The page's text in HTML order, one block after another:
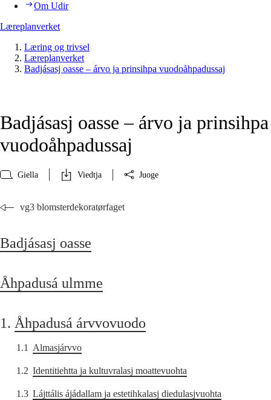
Om Udir
Læreplanverket
Læring og trivsel
Læreplanverket
Badjásasj oasse – árvo ja prinsihpa vuodoåhpadussaj
Badjásasj oasse – árvo ja prinsihpa
vuodoåhpadussaj
Giella Viedtja Juoge
vg3 blomsterdekoratørfaget
Badjásasj oasse
Åhpadusá ulmme
1. Åhpadusá árvvovuodo
1.1 Almasjárvvo
1.2 Identitiehtta ja kultuvralasj moattevuohta
1.3 Lájttális ájádallam ja estetihkalasj diedulasjvuohta